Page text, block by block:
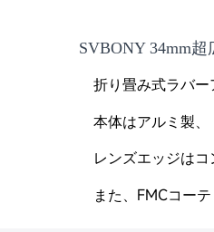
SVBONY 34mm
折り畳み式ラバー
本体はアルミ製、
レンズエッジはコ
また、 FMCコー